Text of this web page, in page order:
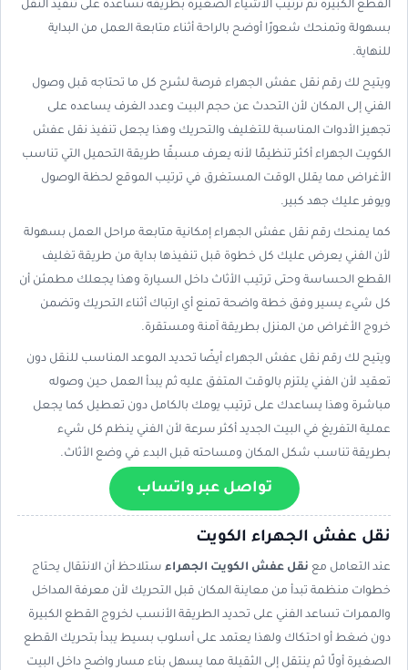
القطع الكبيرة ثم ترتيب الأشياء الصغيرة بطريقة تساعده على تنفيذ النقل
بسهولة وتمنحك شعورًا أوضح بالراحة أثناء متابعة العمل من البداية
للنهاية.
ويتيح لك رقم نقل عفش الجهراء فرصة لشرح كل ما تحتاجه قبل وصول
الفني إلى المكان لأن التحدث عن حجم البيت وعدد الغرف يساعده على
تجهيز الأدوات المناسبة للتغليف والتحريك وهذا يجعل تنفيذ نقل عفش
الكويت الجهراء أكثر تنظيمًا لأنه يعرف مسبقًا طريقة التحميل التي تناسب
الأغراض مما يقلل الوقت المستغرق في ترتيب الموقع لحظة الوصول
ويوفر عليك جهد كبير.
كما يمنحك رقم نقل عفش الجهراء إمكانية متابعة مراحل العمل بسهولة
لأن الفني يعرض عليك كل خطوة قبل تنفيذها بداية من طريقة تغليف
القطع الحساسة وحتى ترتيب الأثاث داخل السيارة وهذا يجعلك مطمئن أن
كل شيء يسير وفق خطة واضحة تمنع أي ارتباك أثناء التحريك وتضمن
خروج الأغراض من المنزل بطريقة آمنة ومستقرة.
ويتيح لك رقم نقل عفش الجهراء أيضًا تحديد الموعد المناسب للنقل دون
تعقيد لأن الفني يلتزم بالوقت المتفق عليه ثم يبدأ العمل حين وصوله
مباشرة وهذا يساعدك على ترتيب يومك بالكامل دون تعطيل كما يجعل
عملية التفريغ في البيت الجديد أكثر سرعة لأن الفني ينظم كل شيء
بطريقة تناسب شكل المكان ومساحته قبل البدء في وضع الأثاث.
تواصل عبر واتساب
نقل عفش الجهراء الكويت
عند التعامل مع نقل عفش الكويت الجهراء ستلاحظ أن الانتقال يحتاج
خطوات منظمة تبدأ من معاينة المكان قبل التحريك لأن معرفة المداخل
والممرات تساعد الفني على تحديد الطريقة الأنسب لخروج القطع الكبيرة
دون ضغط أو احتكاك ولهذا يعتمد على أسلوب بسيط يبدأ بتحريك القطع
الصغيرة أولًا ثم ينتقل إلى الثقيلة مما يسهل بناء مسار واضح داخل البيت